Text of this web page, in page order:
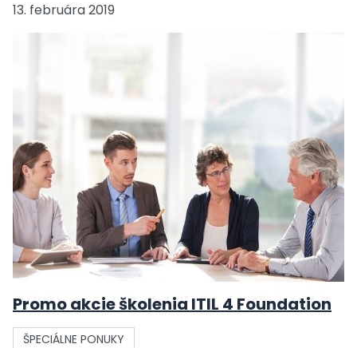
13. februára 2019
Promo akcie školenia ITIL 4 Foundation
ŠPECIÁLNE PONUKY